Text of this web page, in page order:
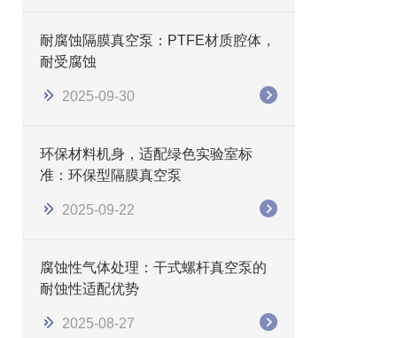
耐腐蚀隔膜真空泵：PTFE材质腔体，
耐受腐蚀
2025-09-30
环保材料机身，适配绿色实验室标
准：环保型隔膜真空泵
2025-09-22
腐蚀性气体处理：干式螺杆真空泵的
耐蚀性适配优势
2025-08-27